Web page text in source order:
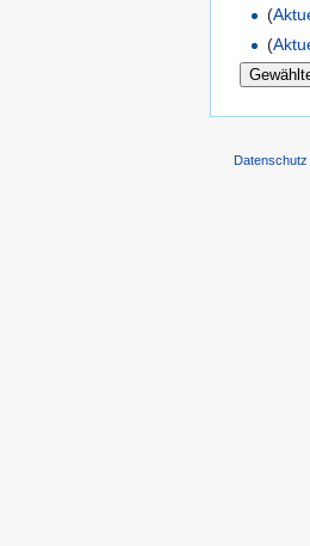
(
(
Datenschutz